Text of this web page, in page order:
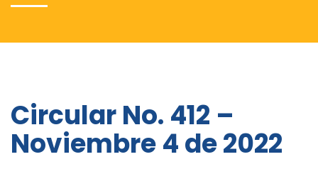
Circular No. 412 –
Noviembre 4 de 2022